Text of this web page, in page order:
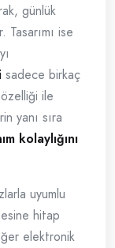
günlük
ise
sadece birkaç
ile
yanı sıra
kolaylığını
uyumlu
hitap
elektronik